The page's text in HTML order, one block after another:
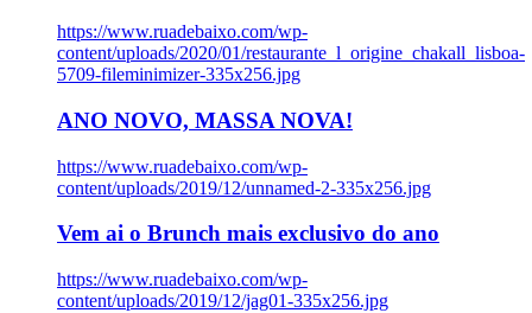
https://www.ruadebaixo.com/wp-
content/uploads/2020/01/restaurante_l_origine_chakall_lisboa-
5709-fileminimizer-335x256.jpg
ANO NOVO, MASSA NOVA!
https://www.ruadebaixo.com/wp-
content/uploads/2019/12/unnamed-2-335x256.jpg
Vem ai o Brunch mais exclusivo do ano
https://www.ruadebaixo.com/wp-
content/uploads/2019/12/jag01-335x256.jpg